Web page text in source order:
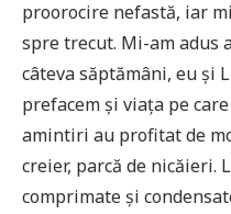
proorocire nefastă, iar
spre trecut. Mi-am adus
câteva săptămâni, eu și
prefacem și viața pe
amintiri au profitat de
creier, parcă de nicăieri.
comprimate și